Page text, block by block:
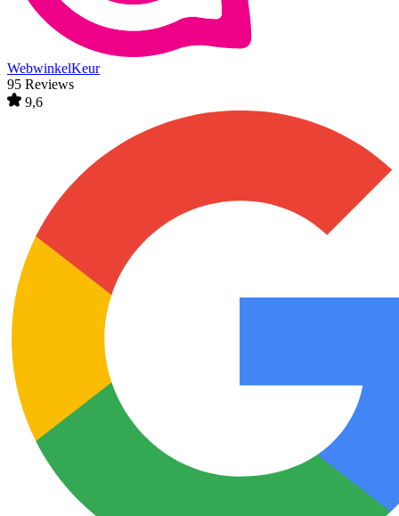
WebwinkelKeur
95 Reviews
9,6